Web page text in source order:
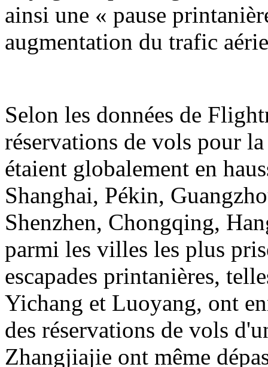
ainsi une « pause
augmentation du trafic
Selon les données de
réservations de vols pour
étaient globalement en
Shanghai, Pékin,
Shenzhen, Chongqing,
parmi les villes les plus
escapades printanières,
Yichang et Luoyang, ont
des réservations de vols
Zhangjiajie ont même